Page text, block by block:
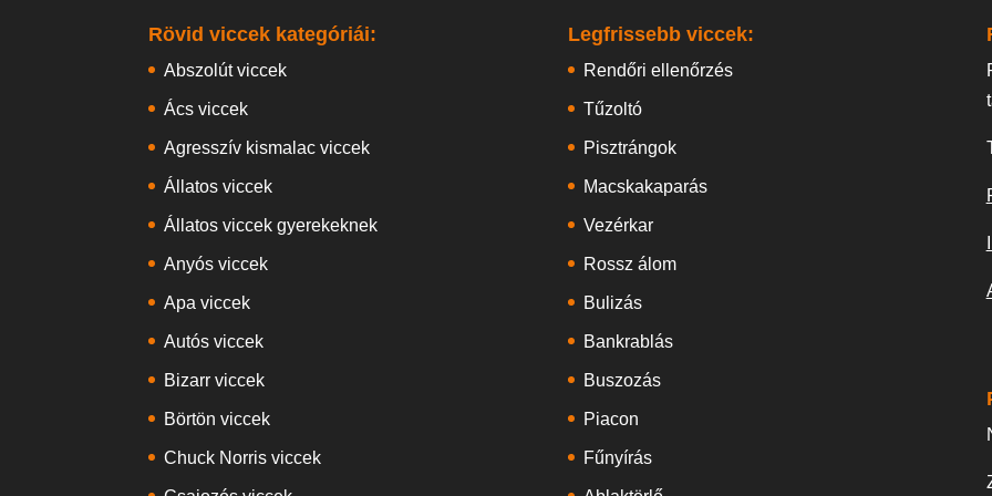
Rövid viccek kategóriái:
Abszolút viccek
Ács viccek
Agresszív kismalac viccek
Állatos viccek
Állatos viccek gyerekeknek
Anyós viccek
Apa viccek
Autós viccek
Bizarr viccek
Börtön viccek
Chuck Norris viccek
Legfrissebb viccek:
Rendőri ellenőrzés
Tűzoltó
Pisztrángok
Macskakaparás
Vezérkar
Rossz álom
Bulizás
Bankrablás
Buszozás
Piacon
Fűnyírás